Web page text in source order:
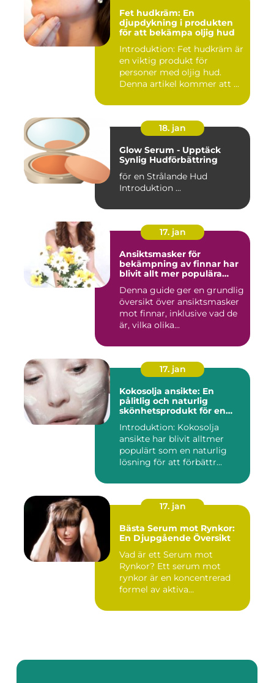
Fet hudkräm: En
djupdykning i produkten
för att bekämpa oljig hud
Introduktion: Fet hudkräm är
en viktig produkt för
personer med oljig hud.
Denna artikel kommer att ...
18. jan
Glow Serum - Upptäck
Synlig Hudförbättring
för en Strålande Hud
Introduktion ...
17. jan
Ansiktsmasker för
bekämpning av finnar har
blivit allt mer populära
Denna guide ger en grundlig
översikt över ansiktsmasker
mot finnar, inklusive vad de
är, vilka olika...
17. jan
Kokosolja ansikte: En
pålitlig och naturlig
skönhetsprodukt för en
Introduktion: Kokosolja
ansikte har blivit alltmer
populärt som en naturlig
lösning för att förbättr...
17. jan
Bästa Serum mot Rynkor:
En Djupgående Översikt
Vad är ett Serum mot
Rynkor? Ett serum mot
rynkor är en koncentrerad
formel av aktiva